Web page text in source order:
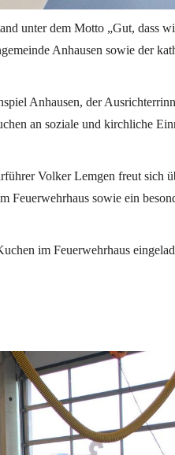
unter dem Motto „Gut, dass
Anhausen sowie der
Anhausen, der
an soziale und kirchliche
Volker Lemgen freut sich
sowie ein
im Feuerwehrhaus